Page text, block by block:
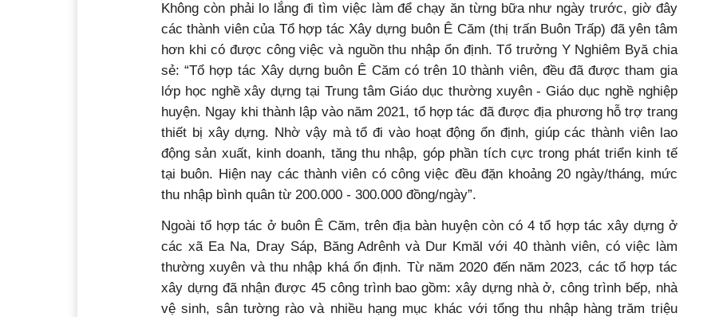
Không còn phải lo lắng đi tìm việc làm để chạy ăn từng bữa như ngày trước, giờ đây
các thành viên của Tổ hợp tác Xây dựng buôn Ê Căm (thị trấn Buôn Trấp) đã yên tâm
hơn khi có được công việc và nguồn thu nhập ổn định. Tổ trưởng Y Nghiêm Byă chia
sẻ: “Tổ hợp tác Xây dựng buôn Ê Căm có trên 10 thành viên, đều đã được tham gia
lớp học nghề xây dựng tại Trung tâm Giáo dục thường xuyên - Giáo dục nghề nghiệp
huyện. Ngay khi thành lập vào năm 2021, tổ hợp tác đã được địa phương hỗ trợ trang
thiết bị xây dựng. Nhờ vậy mà tổ đi vào hoạt động ổn định, giúp các thành viên lao
động sản xuất, kinh doanh, tăng thu nhập, góp phần tích cực trong phát triển kinh tế
tại buôn. Hiện nay các thành viên có công việc đều đặn khoảng 20 ngày/tháng, mức
thu nhập bình quân từ 200.000 - 300.000 đồng/ngày”.
Ngoài tổ hợp tác ở buôn Ê Căm, trên địa bàn huyện còn có 4 tổ hợp tác xây dựng ở
các xã Ea Na, Dray Sáp, Băng Adrênh và Dur Kmăl với 40 thành viên, có việc làm
thường xuyên và thu nhập khá ổn định. Từ năm 2020 đến năm 2023, các tổ hợp tác
xây dựng đã nhận được 45 công trình bao gồm: xây dựng nhà ở, công trình bếp, nhà
vệ sinh, sân tường rào và nhiều hạng mục khác với tổng thu nhập hàng trăm triệu